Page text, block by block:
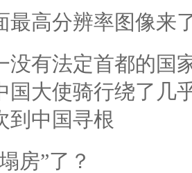
最高分辨率图像来
没有法定首都的国
国大使骑行绕了几
到中国寻根
房”了？